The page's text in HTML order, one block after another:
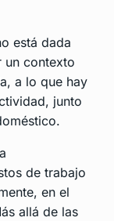
está dada
un contexto
a lo que hay
junto
de trabajo
en el
allá de las